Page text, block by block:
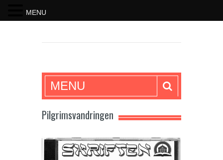
SKRIFTEN
MENU
Pilgrimsvandringen
MENU